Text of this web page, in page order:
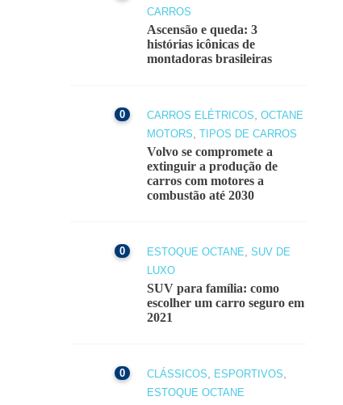
CARROS
Ascensão e queda: 3
histórias icônicas de
montadoras brasileiras
0 CARROS ELÉTRICOS OCTANE
MOTORS TIPOS DE CARROS
Volvo se compromete a
extinguir a produção de
carros com motores a
combustão até 2030
0 ESTOQUE OCTANE SUV DE
LUXO
SUV para família: como
escolher um carro seguro em
2021
0 CLÁSSICOS ESPORTIVOS
ESTOQUE OCTANE